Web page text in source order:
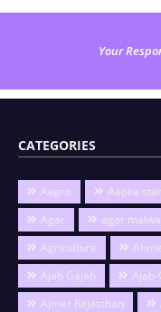
Your
CATEGORIES
Aagra Aapka star
Agar
agar malwa
Agriculture
Ajab Gajab
Ajmer Rajasthan